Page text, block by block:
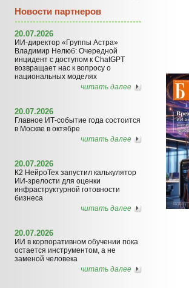
Новости партнеров
20.07.2026
ИИ-директор «Группы Астра»
Владимир Нелюб: Очередной
инцидент с доступом к ChatGPT
возвращает нас к вопросу о
национальных моделях
читать далее
20.07.2026
Главное ИТ-событие года состоится
в Москве в октябре
читать далее
20.07.2026
К2 НейроТех запустил калькулятор
ИИ-зрелости для оценки
инфраструктурной готовности
бизнеса
читать далее
20.07.2026
ИИ в корпоративном обучении пока
остается инструментом, а не
заменой человека
читать далее